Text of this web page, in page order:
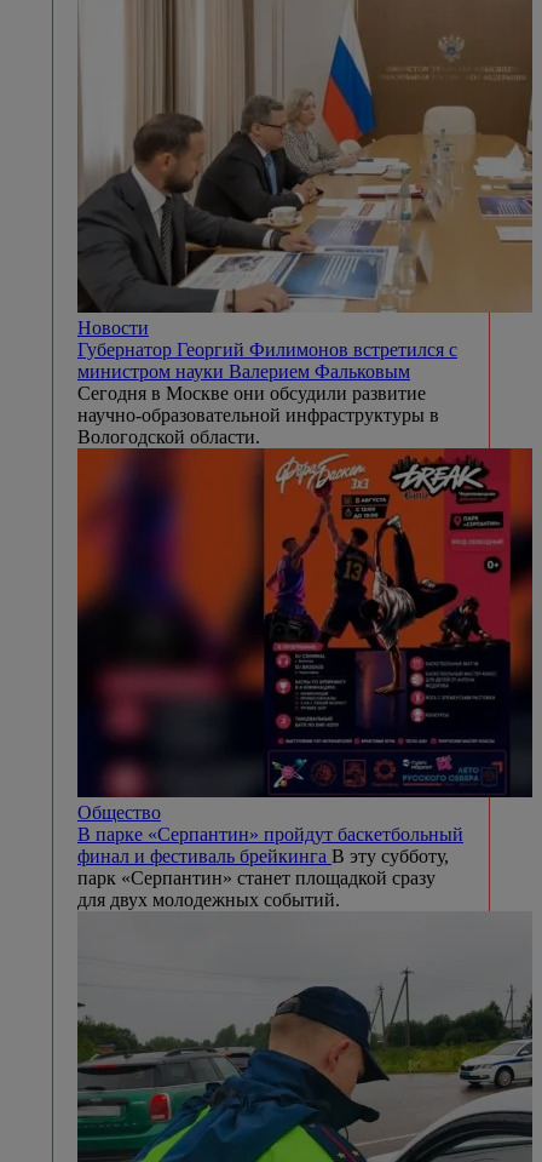
Новости
Губернатор Георгий Филимонов встретился с
министром науки Валерием Фальковым
Сегодня в Москве они обсудили развитие
научно-образовательной инфраструктуры в
Вологодской области.
Общество
В парке «Серпантин» пройдут баскетбольный
финал и фестиваль брейкинга В эту субботу,
парк «Серпантин» станет площадкой сразу
для двух молодежных событий.